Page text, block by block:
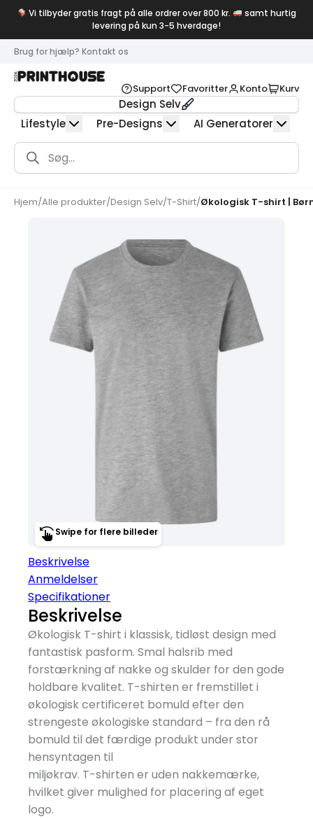
Vi tilbyder gratis fragt på alle ordrer over 800 kr.
samt hurtig
levering på kun 3-5 hverdage!
Brug for hjælp? Kontakt os
Support Favoritter Konto Kurv
Design Selv
Lifestyle
Pre-Designs AI Generatorer
Products
search
Hjem/Alle produkter/Design Selv/T-Shirt/Økologisk T-shirt |
Swipe for flere billeder
Beskrivelse
Anmeldelser
Specifikationer
Beskrivelse
Økologisk T-shirt i klassisk, tidløst design med
fantastisk pasform. Smal halsrib med
forstærkning af nakke og skulder for den gode
holdbare kvalitet. T-shirten er fremstillet i
økologisk certificeret bomuld efter den
strengeste økologiske standard – fra den rå
bomuld til det færdige produkt under stor
hensyntagen til
miljøkrav. T-shirten er uden nakkemærke,
hvilket giver mulighed for placering af eget
logo.